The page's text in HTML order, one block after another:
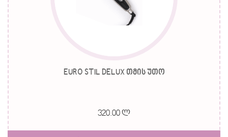
EURO STIL DELUX თმის უთო
320.00 ლ